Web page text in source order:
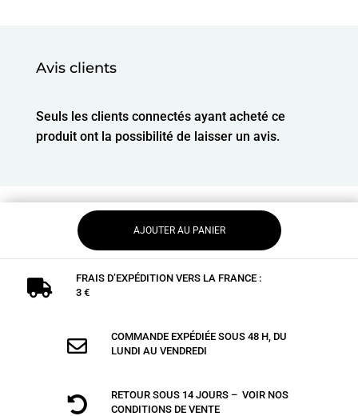
Avis clients
Seuls les clients connectés ayant acheté ce
produit ont la possibilité de laisser un avis.
AJOUTER AU PANIER

FRAIS D’EXPÉDITION VERS LA FRANCE :
3 €

COMMANDE EXPÉDIÉE SOUS 48 H, DU
LUNDI AU VENDREDI

RETOUR SOUS 14 JOURS – VOIR NOS
CONDITIONS DE VENTE